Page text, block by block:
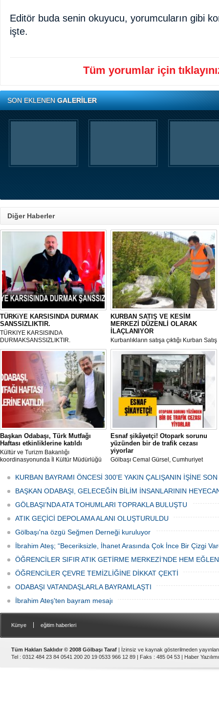
Editör buda senin okuyucu, yorumcuların gibi
işte.
Tüm yorumlar için
SON EKLENENGALERİLER
Diğer Haberler
TÜRKiYE KARSISINDA DURMAK
SANSSIZLIKTIR.
TÜRKIYE KARSISINDA
DURMAKSANSSIZLIKTIR.
KURBAN SATIŞ VE KESİM
MERKEZİ DÜZENLİ OLARAK
İLAÇLANIYOR
Kurbanlıkların satışa çıktığı Kurban Satış
ve Kesim Merkezi, haşere ve
mikropların önüne geçilmesi amacıyla
her gün Gölbaşı Belediyesi ekipleri
tarafından düzenli olarak ilaçlanıyor.
Başkan Odabaşı, Türk Mutfağı
Haftası etkinliklerine katıldı
Kültür ve Turizm Bakanlığı
koordinasyonunda İl Kültür Müdürlüğü
Haftası" etkinlikleri Ankara'da devam
ediyor.
Esnaf şikâyetçi! Otopark sorunu
yüzünden bir de trafik cezası
yiyorlar
Gölbaşı Cemal Gürsel, Cumhuriyet
bulunan esnaf ve alışverişe gelen
vatandaşlar park cezaları yüzünden
canından bezdi.
KURBAN BAYRAMI ÖNCESİ 300'E YAKIN ÇALIŞANIN İŞİNE
BAŞKAN ODABAŞI, GELECEĞİN BİLİM İNSANLARININ
GÖLBAŞI’NDA ATA TOHUMLARI TOPRAKLA BULUŞTU
ATIK GEÇİCİ DEPOLAMA ALANI OLUŞTURULDU
Gölbaşı'na özgü Seğmen Derneği kuruluyor
İbrahim Ateş; “Beceriksizle, İhanet Arasında Çok İnce Bir Çizgi
ÖĞRENCİLER SIFIR ATIK GETİRME MERKEZİ’NDE HEM
ÖĞRENCİLER ÇEVRE TEMİZLİĞİNE DİKKAT ÇEKTİ
ODABAŞI VATANDAŞLARLA BAYRAMLAŞTI
İbrahim Ateş'ten bayram mesajı
Künye eğitim haberleri
Tüm Hakları Saklıdır © 2008 Gölbaşı Taraf | İzinsiz ve kaynak gösterilmeden
Tel : 0312 484 23 84 0541 200 20 19 0533 966 12 89 | Faks : 485 04 53 | Haber Yazılımı